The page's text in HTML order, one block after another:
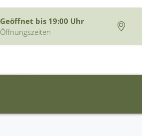
Geöffnet bis 19:00 Uhr
Öffnungszeiten